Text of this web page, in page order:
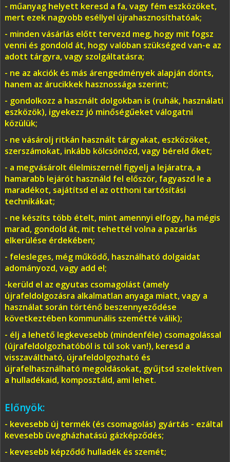
- műanyag helyett keresd a fa, vagy fém eszközöket,
mert ezek nagyobb eséllyel újrahasznosíthatóak;
- minden vásárlás előtt tervezd meg, hogy mit fogsz
venni és gondold át, hogy valóban szükséged van-e az
adott tárgyra, vagy szolgáltatásra;
- ne az akciók és más árengedmények alapján dönts,
hanem az árucikkek hasznossága szerint;
- gondolkozz a használt dolgokban is (ruhák, használati
eszközök), igyekezz jó minőségűeket válogatni
közülük;
- ne vásárolj ritkán használt tárgyakat, eszközöket,
szerszámokat, inkább kölcsönözd, vagy béreld őket;
- a megvásárolt élelmiszernél figyelj a lejáratra, a
hamarabb lejárót használd fel először, fagyaszd le a
maradékot, sajátítsd el az otthoni tartósítási
technikákat;
- ne készíts több ételt, mint amennyi elfogy, ha mégis
marad, gondold át, mit tehettél volna a pazarlás
elkerülése érdekében;
- felesleges, még működő, használható dolgaidat
adományozd, vagy add el;
-kerüld el az egyutas csomagolást (amely
újrafeldolgozásra alkalmatlan anyaga miatt, vagy a
használat során történő beszennyeződése
következtében kommunális szemétté válik);
- élj a lehető legkevesebb (mindenféle) csomagolással
(újrafeldolgozhatóból is túl sok van!), keresd a
visszaváltható, újrafeldolgozható és
újrafelhasználható megoldásokat, gyűjtsd szelektíven
a hulladékaid, komposztáld, ami lehet.
Előnyök:
- kevesebb új termék (és csomagolás) gyártás - ezáltal
kevesebb üvegházhatású gázképződés;
- kevesebb képződő hulladék és szemét;